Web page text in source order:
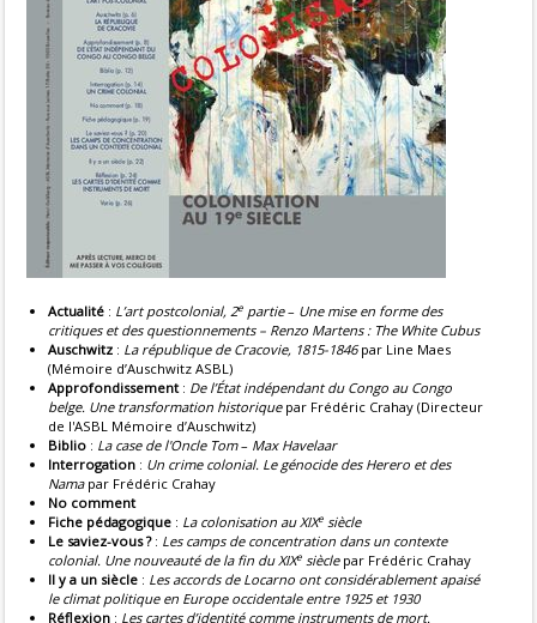
Actualité : L’art postcolonial, 2e partie– Une mise en forme des
critiques et des questionnements – Renzo Martens : The White Cubus
Auschwitz : La république de Cracovie, 1815-1846par Line Maes
(Mémoire d’Auschwitz ASBL)
Approfondissement : De l’État indépendant du Congo au Congo
belge. Une transformation historiquepar Frédéric Crahay (Directeur
de l'ASBL Mémoire d’Auschwitz)
Biblio : La case de l'Oncle Tom– Max Havelaar
Interrogation : Un crime colonial. Le génocide des Herero et des
Namapar Frédéric Crahay
No comment
Fiche pédagogique : La colonisation au XIXe siècle
Le saviez-vous ? : Les camps de concentration dans un contexte
colonial. Une nouveauté de la fin du XIXe sièclepar Frédéric Crahay
Il y a un siècle : Les accords de Locarno ont considérablement apaisé
le climat politique en Europe occidentale entre 1925 et 1930
Réflexion : Les cartes d’identité comme instruments de mort.